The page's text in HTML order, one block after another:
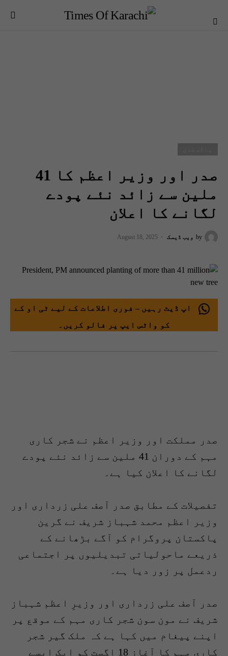
صدر اور وزیر اعظم کا 41
ملین سے زائد نئے پودے
لگانے کا اعلان
by ویب ڈیسک August 18, 2025
اپ ڈیٹ رہیں – فوری اطلاعات کے لیے ٹی او کے
کو واٹس ایپ پر فالو کریں۔
صدر مملکت اور وزیر اعظم نے شجر کاری
مہم کے دوران 41 ملین سے زائد نئے پودے
لگانے کا اعلان کیا ہے۔
تفصیلات کے مطابق صدر آصف علی زرداری اور
وزیر اعظم محمد شہباز شریف نے گرین
پاکستان پروگرام کو آگے بڑھانے کے
ذریعے ماحولیاتی تبدیلیوں پر اجتماعی
ردعمل پر زور دیا ہے۔
صدر آصف علی زرداری اور وزیرِ اعظم شہباز
شریف نے مون سون شجر کاری مہم کے موقع پر
اپنے پیغام میں کہا ہے کہ ملک گیر شجر
کاری مہم کا آغاز 18 اگست کو ایک ایسے